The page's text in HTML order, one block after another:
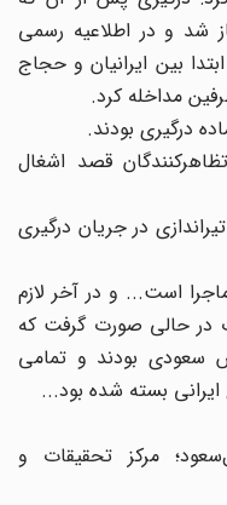
شد و در اطلاعیه رسمی
بین ایرانیان و حجاج
مداخله کرد.
قصد اشغال
در جریان درگیری
است... و در آخر لازم
حالی صورت گرفت که
سعودی بودند و تمامی
بسته شده بود...
مرکز تحقیقات و